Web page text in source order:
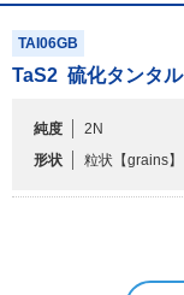
TAI06GB
TaS2 硫化タンタル
純度
2N
形状
粒状 【grains】